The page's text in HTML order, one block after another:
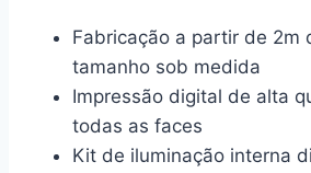
Fabricação a partir de
tamanho sob medida
Impressão digital de alta
todas as faces
Kit de iluminação interna